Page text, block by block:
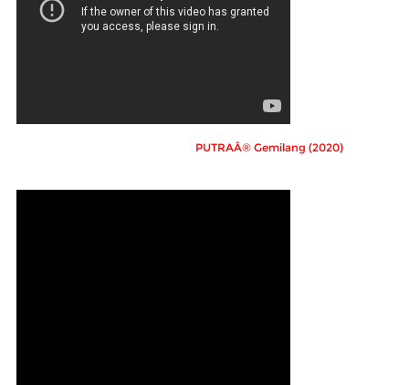
PUTRAÂ® Gemilang (2020)